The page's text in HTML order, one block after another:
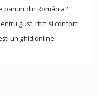
pariuri din România?
gust, ritm și confort
un ghid online